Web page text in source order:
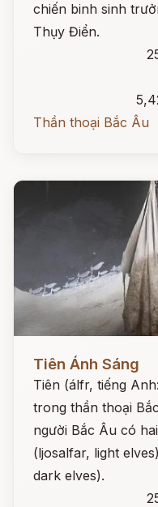
chiến binh sinh
Thụy Điển.
Thần thoại Bắc Âu
Tiên Ánh Sáng
Tiên (álfr, tiếng
trong thần thoại
người Bắc Âu có
(ljosalfar, light
dark elves).